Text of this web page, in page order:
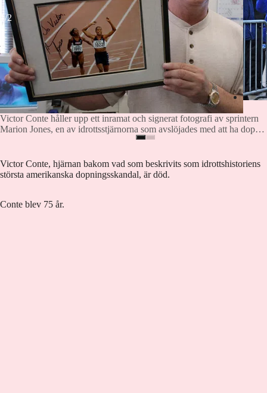
1/2
Victor Conte håller upp ett inramat och signerat fotografi av sprintern
Marion Jones, en av idrottsstjärnorna som avslöjades med att ha dopat
sig med preparat framtagna av Contes labb. Arkivbild. Foto: Paul
Victor Conte, hjärnan bakom vad som beskrivits som idrottshistoriens
största amerikanska dopningsskandal, är död.
Conte blev 75 år.